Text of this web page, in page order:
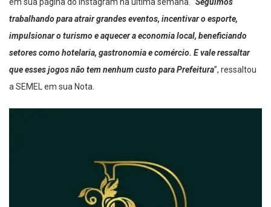
em sua página do Instagram na última semana. “ Seguimos
trabalhando para atrair grandes eventos, incentivar o esporte,
impulsionar o turismo e aquecer a economia local, beneficiando
setores como hotelaria, gastronomia e comércio. E vale ressaltar
que esses jogos não tem nenhum custo para Prefeitura ”, ressaltou
a SEMEL em sua Nota.